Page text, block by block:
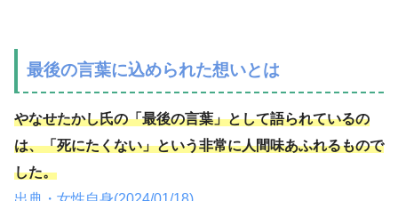
最後の言葉に込められた想いとは
やなせたかし氏の「最後の言葉」として語られているの
は、「死にたくない」という非常に人間味あふれるもので
した。